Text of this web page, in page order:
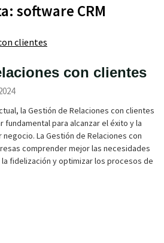
software CRM
con clientes
la Gestión de Relaciones con clientes
fundamental para alcanzar el éxito y la
La Gestión de Relaciones con
comprender mejor las necesidades
fidelización y optimizar los procesos de